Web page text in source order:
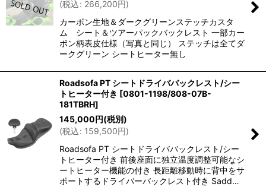
絞り込む
(税込: 266,200円)
カーボン生地＆ダークグリーンステッチカスタ
ム シート＆ツアーパックバックレスト 一部カー
ボン柄表皮仕様（写真と同じ） ステッチは全てダ
ークグリーン シートヒーター無し
Roadsofa PT シートドライババックレスト/シー
トヒーター付き [0801-1198/808-07B-
181TBRH]
145,000円(税別)
(税込: 159,500円)
Roadsofa PT シートドライババックレスト/シー
トヒーター付き 前後座面に独立温度調整可能なシ
ートヒーター機能の付き 長距離移動時に背中をサ
ポートするドライバーバックレスト付き Sadd…